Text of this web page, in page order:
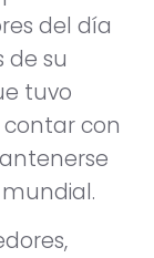
del día
de su
tuvo
con